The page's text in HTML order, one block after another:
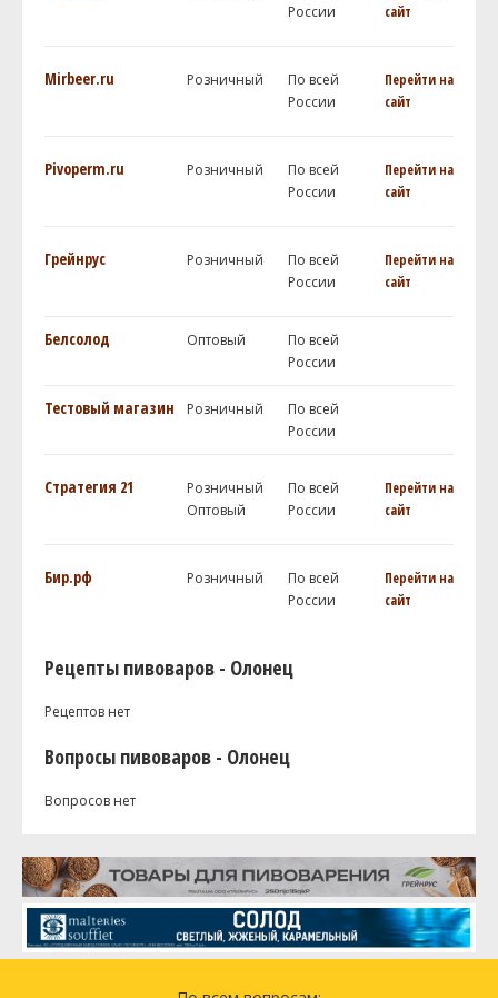
России
сайт
Mirbeer.ru Розничный
По всей
России
Перейти на
сайт
Pivoperm.ru Розничный
По всей
России
Перейти на
сайт
Грейнрус Розничный
По всей
России
Перейти на
сайт
Белсолод Оптовый
По всей
России
Тестовый магазин Розничный
По всей
России
Стратегия 21
Розничный
Оптовый
По всей
России
Перейти на
сайт
Бир.рф Розничный
По всей
России
Перейти на
сайт
Рецепты пивоваров - Олонец
Рецептов нет
Вопросы пивоваров - Олонец
Вопросов нет